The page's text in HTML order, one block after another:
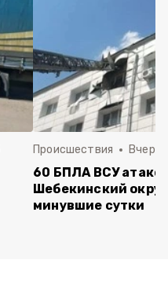
Происшествия Вчера,
60 БПЛА ВСУ
Шебекинский
минувшие сутки